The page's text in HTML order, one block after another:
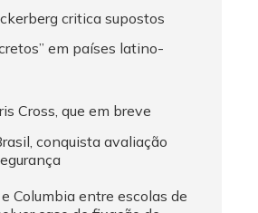
critica supostos
em países latino-
Cross, que em breve
conquista avaliação